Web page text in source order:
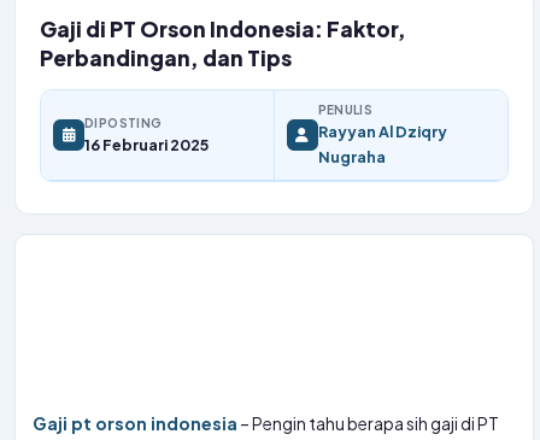
Gaji di PT Orson Indonesia: Faktor,
Perbandingan, dan Tips
DIPOSTING
16 Februari 2025
PENULIS
Rayyan Al Dziqry
Nugraha
Gaji pt orson indonesia – Pengin tahu berapa sih gaji di PT